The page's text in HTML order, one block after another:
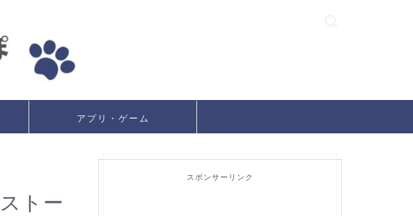
アプリ・ゲーム
トー
スポンサーリンク